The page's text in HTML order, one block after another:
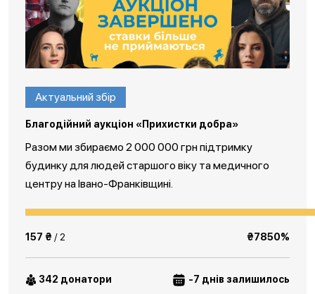
Актуальний збір
Благодійний аукціон «Прихистки добра»
Разом ми збираємо 2 000 000 грн підтримку
будинку для людей старшого віку та медичного
центру на Івано-Франківщині.
157 ₴ / 2 ₴7850%
342 донатори -7 днів залишилось